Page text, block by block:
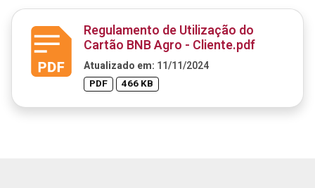
Regulamento de Utilização do
Cartão BNB Agro - Cliente.pdf
Atualizado em: 11/11/2024
PDF 466 KB